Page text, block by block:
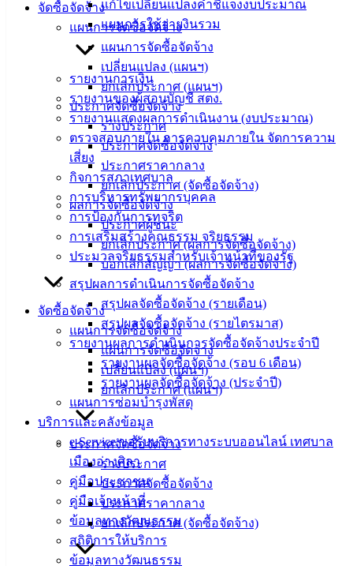
จัดซื้อจัดจ้าง
แผนการจัดซื้อจัดจ้าง
แผนการจัดซื้อจัดจ้าง
เปลี่ยนแปลง (แผนฯ)
ยกเลิกประกาศ (แผนฯ)
ประกาศจัดซื้อจัดจ้าง
ร่างประกาศ
ประกาศจัดซื้อจัดจ้าง
ประกาศราคากลาง
ยกเลิกประกาศ (จัดซื้อจัดจ้าง)
ผลการจัดซื้อจัดจ้าง
ประกาศผู้ชนะ
ยกเลิกประกาศ (ผลการจัดซื้อจัดจ้าง)
บอกเลิกสัญญา (ผลการจัดซื้อจัดจ้าง)
สรุปผลการดำเนินการจัดซื้อจัดจ้าง
สรุปผลจัดซื้อจัดจ้าง (รายเดือน)
สรุปผลจัดซื้อจัดจ้าง (รายไตรมาส)
รายงานผลการดำเนินการจัดซื้อจัดจ้างประจำปี
รายงานผลจัดซื้อจัดจ้าง (รอบ 6 เดือน)
รายงานผลจัดซื้อจัดจ้าง (ประจำปี)
แผนการซ่อมบำรุงพัสดุ
บริการและคลังข้อมูล
e-Service ขอรับบริการทางระบบออนไลน์ เทศบาล
เมืองอ่างศิลา
คู่มือประชาชน
คู่มือเจ้าหน้าที่
ข้อมูลทางวัฒนธรรม
สถิติการให้บริการ
ข้อมูลทางวัฒนธรรม
แก้ไขเปลี่ยนแปลงคำชี้แจงงบประมาณ
แผนการใช้จ่ายงินรวม
รายงานการเงิน
รายงานของผู้สอบบัญชี สตง.
รายงานแสดงผลการดำเนินงาน (งบประมาณ)
ตรวจสอบภายใน การควบคุมภายใน จัดการความ
เสี่ยง
กิจการสภาเทศบาล
การบริหารทรัพยากรบุคคล
การป้องกันการทุจริต
การเสริมสร้างคุณธรรม จริยธรรม
ประมวลจริยธรรมสำหรับเจ้าหน้าที่ของรัฐ
จัดซื้อจัดจ้าง
แผนการจัดซื้อจัดจ้าง
แผนการจัดซื้อจัดจ้าง
เปลี่ยนแปลง (แผนฯ)
ยกเลิกประกาศ (แผนฯ)
ประกาศจัดซื้อจัดจ้าง
ร่างประกาศ
ประกาศจัดซื้อจัดจ้าง
ประกาศราคากลาง
ยกเลิกประกาศ (จัดซื้อจัดจ้าง)
ผู้บริหาร
และ
หัวหน้า
ราชการ
สภา
เทศบาล
สงวนลิขสิทธิ์ © 2563 เทศบาลเมืองอ่างศิลา จังหวัดชลบุรี |
angsilacity.go.th | Powered byBuuscript